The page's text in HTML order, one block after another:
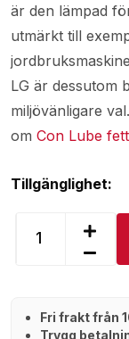
är den lämpad
utmärkt till
LG är dessutom
miljövänligare val.
om Con Lube
Tillgänglighet:
Fri frakt från
Trygg